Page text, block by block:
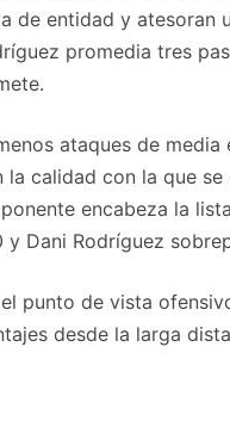
de entidad y
promedia tres
ataques de
calidad con la que
encabeza la
Dani Rodríguez
punto de vista
desde la larga